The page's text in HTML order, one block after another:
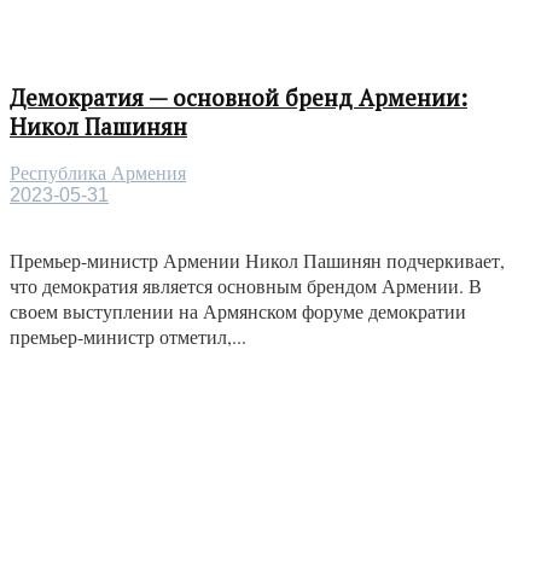
Демократия — основной бренд Армении:
Никол Пашинян
Республика Армения
2023-05-31
Премьер-министр Армении Никол Пашинян подчеркивает,
что демократия является основным брендом Армении. В
своем выступлении на Армянском форуме демократии
премьер-министр отметил,...